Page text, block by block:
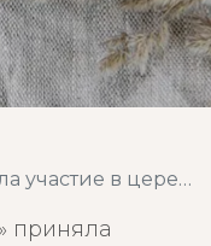
«Созидатели»
приняла